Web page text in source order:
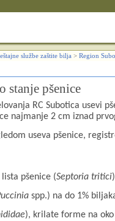
službe zaštite bilja > Region
stanje pšenice
RC Subotica usevi
najmanje 2 cm iznad
useva pšenice,
pšenice (Septoria tritici
spp.) na do 1%
), krilate forme na